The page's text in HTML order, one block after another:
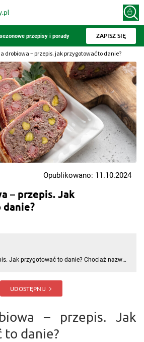
przepisy i porady ZAPISZ SIĘ
drobiowa – przepis. jak przygotować to danie?
– przepis. Jak
Jak przygotować to danie? Chociaż nazwa
wygląd tej potrawy, jak i jej delikatny
UDOSTĘPNIJ
Opublikowano: 11.10.2024
– przepis. Jak
to danie?